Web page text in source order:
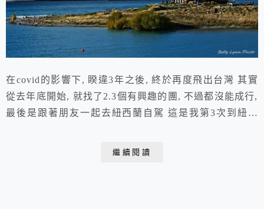
在covid的影響下, 睽違3年之後, 終於再度飛出台灣 其實
從去年底開始, 就找了2.3個有興趣的團, 不過都沒能成行,
最後是跟著朋友一起去紐西蘭自駕 這是我第3次到紐西
繼續閱讀